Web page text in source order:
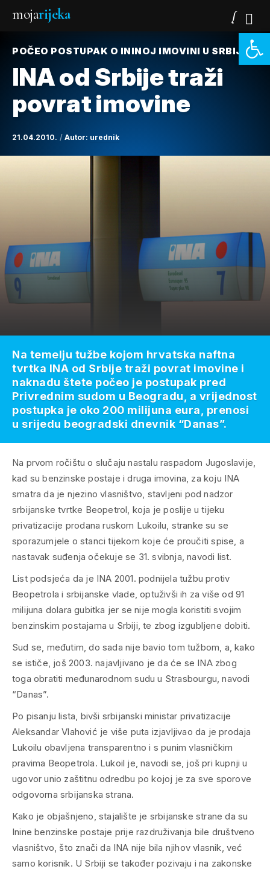
mojarijeka
POČEO POSTUPAK O ININOJ IMOVINI U SRBIJI
INA od Srbije traži
povrat imovine
21.04.2010. Autor: urednik
Na prvom ročištu o slučaju nastalu raspadom Jugoslavije,
kad su benzinske postaje i druga imovina, za koju INA
smatra da je njezino vlasništvo, stavljeni pod nadzor
srbijanske tvrtke Beopetrol, koja je poslije u tijeku
privatizacije prodana ruskom Lukoilu, stranke su se
sporazumjele o stanci tijekom koje će proučiti spise, a
nastavak suđenja očekuje se 31. svibnja, navodi list.
List podsjeća da je INA 2001. podnijela tužbu protiv
Beopetrola i srbijanske vlade, optuživši ih za više od 91
milijuna dolara gubitka jer se nije mogla koristiti svojim
benzinskim postajama u Srbiji, te zbog izgubljene dobiti.
Sud se, međutim, do sada nije bavio tom tužbom, a, kako
se ističe, još 2003. najavljivano je da će se INA zbog
toga obratiti međunarodnom sudu u Strasbourgu, navodi
“Danas”.
Po pisanju lista, bivši srbijanski ministar privatizacije
Aleksandar Vlahović je više puta izjavljivao da je prodaja
Lukoilu obavljena transparentno i s punim vlasničkim
pravima Beopetrola. Lukoil je, navodi se, još pri kupnji u
ugovor unio zaštitnu odredbu po kojoj je za sve sporove
odgovorna srbijanska strana.
Kako je objašnjeno, stajalište je srbijanske strane da su
Inine benzinske postaje prije razdruživanja bile društveno
vlasništvo, što znači da INA nije bila njihov vlasnik, već
samo korisnik. U Srbiji se također pozivaju i na zakonske
Na temelju tužbe kojom hrvatska naftna
tvrtka INA od Srbije traži povrat imovine i
naknadu štete počeo je postupak pred
Privrednim sudom u Beogradu, a vrijednost
postupka je oko 200 milijuna eura, prenosi
u srijedu beogradski dnevnik “Danas”.